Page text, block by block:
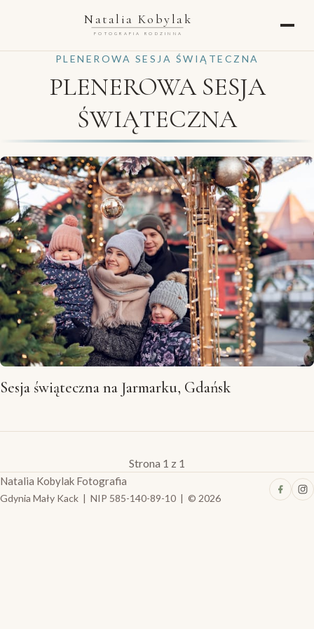
Natalia Kobylak
FOTOGRAFIA RODZINNA
PLENEROWA SESJA ŚWIĄTECZNA
PLENEROWA SESJA
ŚWIĄTECZNA
Sesja świąteczna na Jarmarku, Gdańsk
Strona 1 z 1
Natalia Kobylak Fotografia
Gdynia Mały Kack | NIP 585-140-89-10 | © 2026